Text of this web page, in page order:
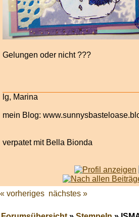
Gelungen oder nicht ???
lg, Marina
mein Blog:
verpatet mit Bella Bionda
« vorheriges nächstes »